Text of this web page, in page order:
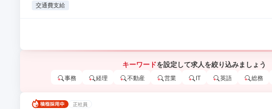
交通費支給
キーワードを設定して求人を絞り込みましょう
事務 経理 不動産 営業 IT 英語 総務
正社員